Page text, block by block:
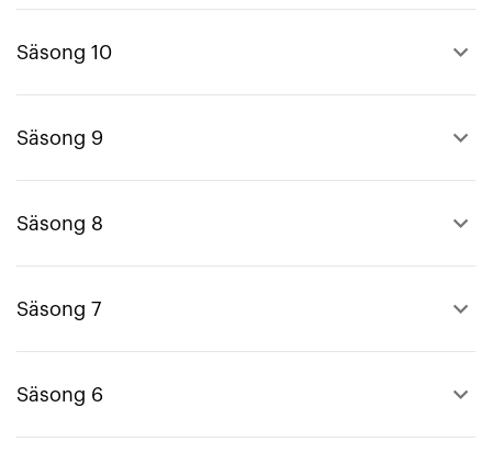
Säsong 10 keyboard_arrow_up
Säsong 9 keyboard_arrow_up
Säsong 8 keyboard_arrow_up
Säsong 7 keyboard_arrow_up
Säsong 6 keyboard_arrow_up